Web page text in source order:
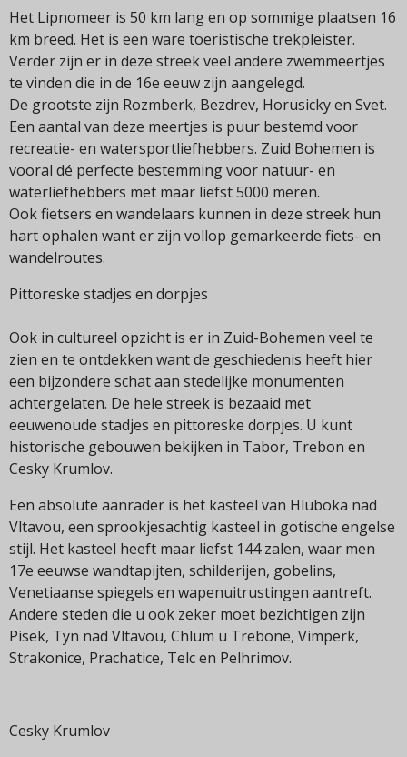
Het Lipnomeer is 50 km lang en op sommige plaatsen 16
km breed. Het is een ware toeristische trekpleister.
Verder zijn er in deze streek veel andere zwemmeertjes
te vinden die in de 16e eeuw zijn aangelegd.
De grootste zijn Rozmberk, Bezdrev, Horusicky en Svet.
Een aantal van deze meertjes is puur bestemd voor
recreatie- en watersportliefhebbers. Zuid Bohemen is
vooral dé perfecte bestemming voor natuur- en
waterliefhebbers met maar liefst 5000 meren.
Ook fietsers en wandelaars kunnen in deze streek hun
hart ophalen want er zijn vollop gemarkeerde fiets- en
wandelroutes.
Pittoreske stadjes en dorpjes
Ook in cultureel opzicht is er in Zuid-Bohemen veel te
zien en te ontdekken want de geschiedenis heeft hier
een bijzondere schat aan stedelijke monumenten
achtergelaten. De hele streek is bezaaid met
eeuwenoude stadjes en pittoreske dorpjes. U kunt
historische gebouwen bekijken in Tabor, Trebon en
Cesky Krumlov.
Een absolute aanrader is het kasteel van Hluboka nad
Vltavou, een sprookjesachtig kasteel in gotische engelse
stijl. Het kasteel heeft maar liefst 144 zalen, waar men
17e eeuwse wandtapijten, schilderijen, gobelins,
Venetiaanse spiegels en wapenuitrustingen aantreft.
Andere steden die u ook zeker moet bezichtigen zijn
Pisek, Tyn nad Vltavou, Chlum u Trebone, Vimperk,
Strakonice, Prachatice, Telc en Pelhrimov.
Cesky Krumlov